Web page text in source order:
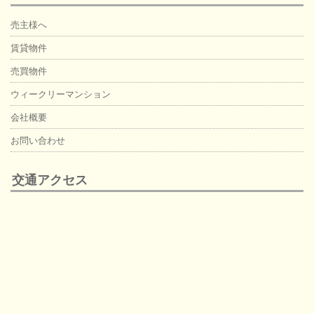
売主様へ
賃貸物件
売買物件
ウィークリーマンション
会社概要
お問い合わせ
交通アクセス